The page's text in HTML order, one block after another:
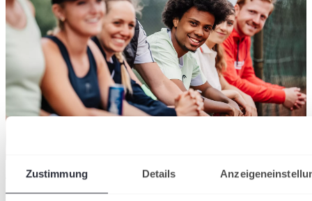
Zustimmung Details
Der DTB verzeichnet 2026 insgesamt 1.553.580 Mitglieder in 8.612
Tennisvereinen
28/07/2026